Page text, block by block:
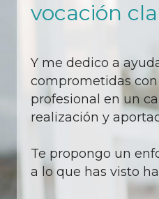
vocación
Y me dedico a
comprometidas
profesional en un
realización y
Te propongo un
a lo que has visto